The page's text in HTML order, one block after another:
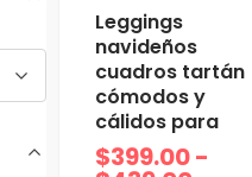
Leggings
navideños
cuadros tartán
cómodos y
cálidos para
$399.00-
de
desde
hasta